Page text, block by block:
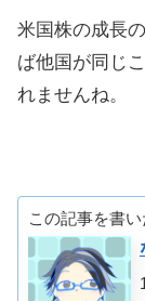
米国株の成長
ば他国が同じ
れませんね。
この記事を書い